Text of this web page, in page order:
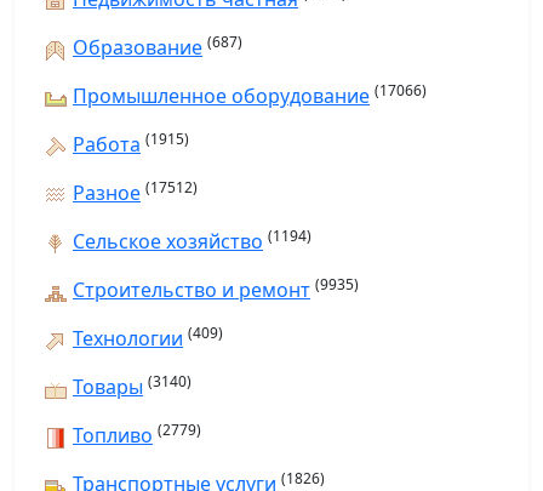
Образование (687)
Промышленное оборудование (17066)
Работа (1915)
Разное (17512)
Сельское хозяйство (1194)
Строительство и ремонт (9935)
Технологии (409)
Товары (3140)
Топливо (2779)
Транспортные услуги (1826)